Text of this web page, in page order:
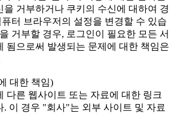
을 거부하거나 쿠키의 수신에 대하여 경
터 브라우저의 설정을 변경할 수 있습
거부할 경우, 로그인이 필요한 모든 서
됨으로써 발생되는 문제에 대한 책임은
대한 책임)
다른 웹사이트 또는 자료에 대한 링크
. 이 경우 "회사"는 외부 사이트 및 자료